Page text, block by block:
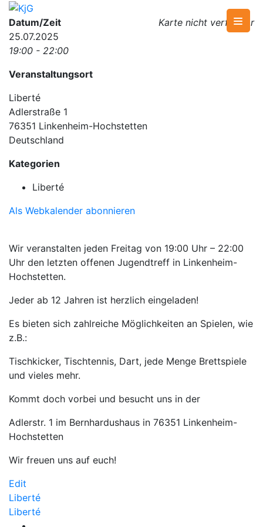
Skip
content
KjG
Katholische junge Gemeinde Karte nicht verfügbar
Datum/Zeit
25.07.2025
19:00 - 22:00
Veranstaltungsort
Liberté
Adlerstraße 1
76351 Linkenheim-Hochstetten
Deutschland
Kategorien
Liberté
Als Webkalender abonnieren
Wir veranstalten jeden Freitag von 19:00 Uhr – 22:00
Uhr den letzten offenen Jugendtreff in Linkenheim-
Hochstetten.
Jeder ab 12 Jahren ist herzlich eingeladen!
Es bieten sich zahlreiche Möglichkeiten an Spielen, wie
z.B.:
Tischkicker, Tischtennis, Dart, jede Menge Brettspiele
und vieles mehr.
Kommt doch vorbei und besucht uns in der
Adlerstr. 1 im Bernhardushaus in 76351 Linkenheim-
Hochstetten
Wir freuen uns auf euch!
Edit
Beitragsnavigation
Liberté
Liberté